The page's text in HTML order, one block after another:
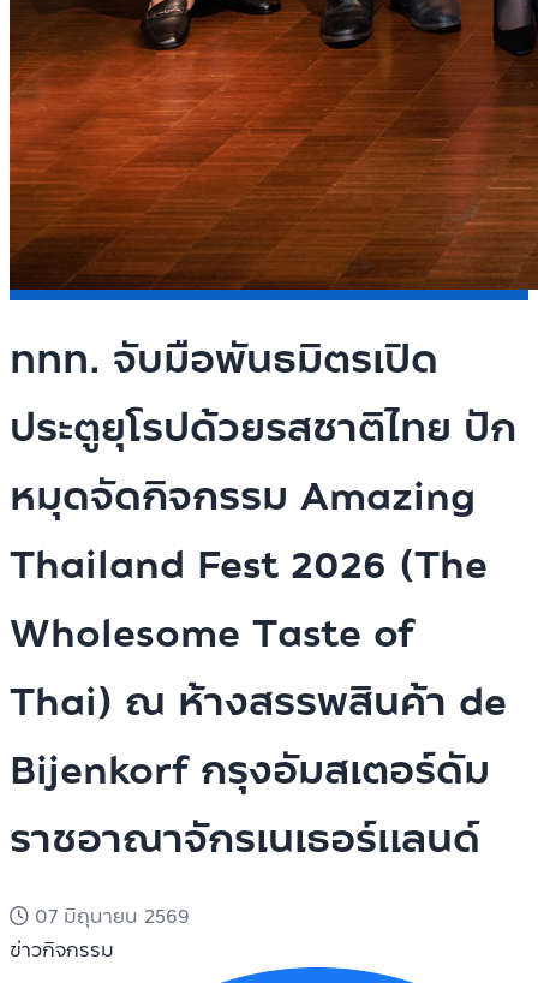
ททท. จับมือพันธมิตรเปิด
ประตูยุโรปด้วยรสชาติไทย ปัก
หมุดจัดกิจกรรม Amazing
Thailand Fest 2026 (The
Wholesome Taste of
Thai) ณ ห้างสรรพสินค้า de
Bijenkorf กรุงอัมสเตอร์ดัม
ราชอาณาจักรเนเธอร์แลนด์
07 มิถุนายน 2569
ข่าวกิจกรรม